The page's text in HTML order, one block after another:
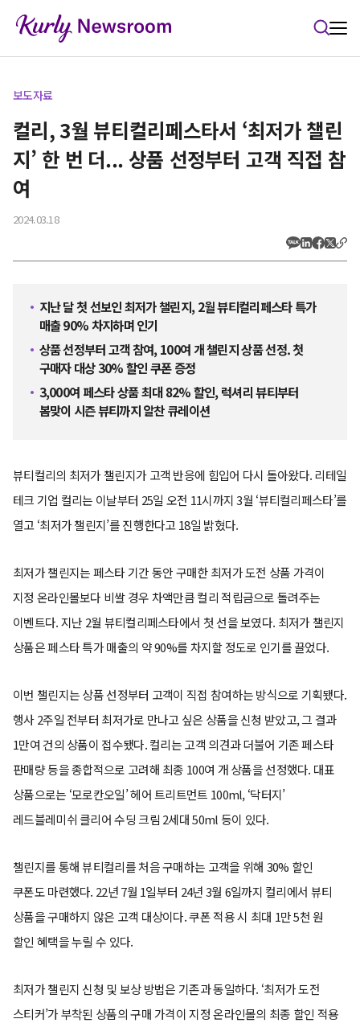
보도자료
컬리, 3월 뷰티컬리페스타서 ‘최저가 챌린
지’ 한 번 더... 상품 선정부터 고객 직접 참
여
2024.03.18
지난 달 첫 선보인 최저가 챌린지, 2월 뷰티컬리페스타 특가
매출 90% 차지하며 인기
상품 선정부터 고객 참여, 100여 개 챌린지 상품 선정. 첫
구매자 대상 30% 할인 쿠폰 증정
3,000여 페스타 상품 최대 82% 할인, 럭셔리 뷰티부터
봄맞이 시즌 뷰티까지 알찬 큐레이션
뷰티컬리의 최저가 챌린지가 고객 반응에 힘입어 다시 돌아왔다. 리테일
테크 기업 컬리는 이날부터 25일 오전 11시까지 3월 ‘뷰티컬리페스타’를
열고 ‘최저가 챌린지’를 진행한다고 18일 밝혔다.
최저가 챌린지는 페스타 기간 동안 구매한 최저가 도전 상품 가격이
지정 온라인몰보다 비쌀 경우 차액만큼 컬리 적립금으로 돌려주는
이벤트다. 지난 2월 뷰티컬리페스타에서 첫 선을 보였다. 최저가 챌린지
상품은 페스타 특가 매출의 약 90%를 차지할 정도로 인기를 끌었다.
이번 챌린지는 상품 선정부터 고객이 직접 참여하는 방식으로 기획됐다.
행사 2주일 전부터 최저가로 만나고 싶은 상품을 신청 받았고, 그 결과
1만여 건의 상품이 접수됐다. 컬리는 고객 의견과 더불어 기존 페스타
판매량 등을 종합적으로 고려해 최종 100여 개 상품을 선정했다. 대표
상품으로는 ‘모로칸오일’ 헤어 트리트먼트 100ml, ‘닥터지’
레드블레미쉬 클리어 수딩 크림 2세대 50ml 등이 있다.
챌린지를 통해 뷰티컬리를 처음 구매하는 고객을 위해 30% 할인
쿠폰도 마련했다. 22년 7월 1일부터 24년 3월 6일까지 컬리에서 뷰티
상품을 구매하지 않은 고객 대상이다. 쿠폰 적용 시 최대 1만 5천 원
할인 혜택을 누릴 수 있다.
최저가 챌린지 신청 및 보상 방법은 기존과 동일하다. ‘최저가 도전
스티커’가 부착된 상품의 구매 가격이 지정 온라인몰의 최종 할인 적용